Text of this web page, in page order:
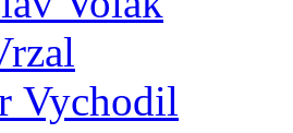
Vychodil